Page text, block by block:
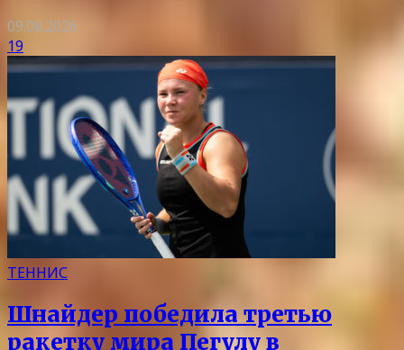
09.08.2026
19
ТЕННИС
Шнайдер победила третью
ракетку мира Пегулу в